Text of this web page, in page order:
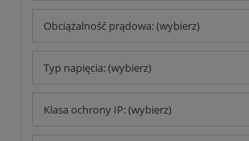
Obciążalność prądowa: (wybierz)
Typ napięcia: (wybierz)
Klasa ochrony IP: (wybierz)